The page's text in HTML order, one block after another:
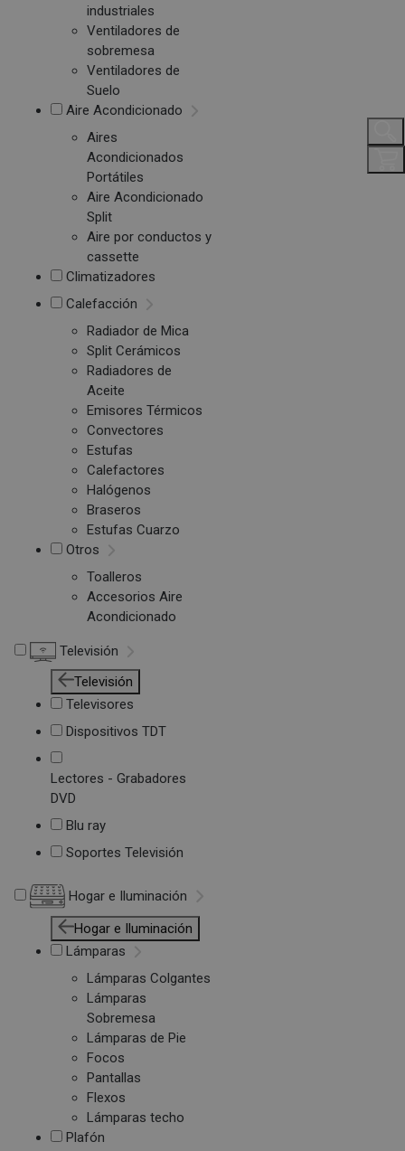
industriales
Ventiladores de
sobremesa
Ventiladores de
Suelo
Aire Acondicionado
Aires
Acondicionados
Portátiles
Aire Acondicionado
Split
Aire por conductos y
cassette
Climatizadores
Calefacción
Radiador de Mica
Split Cerámicos
Radiadores de
Aceite
Emisores Térmicos
Convectores
Estufas
Calefactores
Halógenos
Braseros
Estufas Cuarzo
Otros
Toalleros
Accesorios Aire
Acondicionado
Televisión
Televisión
Televisores
Dispositivos TDT
Lectores - Grabadores
DVD
Blu ray
Soportes Televisión
Hogar e Iluminación
Hogar e Iluminación
Lámparas
Lámparas Colgantes
Lámparas
Sobremesa
Lámparas de Pie
Focos
Pantallas
Flexos
Lámparas techo
Plafón